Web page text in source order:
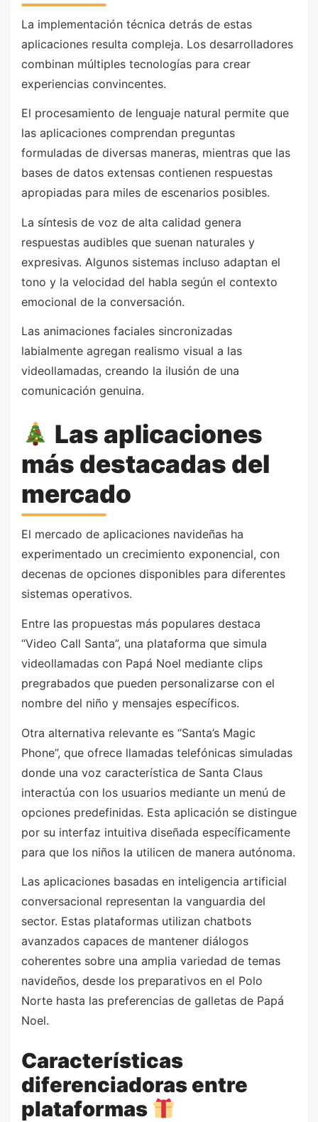
La implementación técnica detrás de estas
aplicaciones resulta compleja. Los desarrolladores
combinan múltiples tecnologías para crear
experiencias convincentes.
El procesamiento de lenguaje natural permite que
las aplicaciones comprendan preguntas
formuladas de diversas maneras, mientras que las
bases de datos extensas contienen respuestas
apropiadas para miles de escenarios posibles.
La síntesis de voz de alta calidad genera
respuestas audibles que suenan naturales y
expresivas. Algunos sistemas incluso adaptan el
tono y la velocidad del habla según el contexto
emocional de la conversación.
Las animaciones faciales sincronizadas
labialmente agregan realismo visual a las
videollamadas, creando la ilusión de una
comunicación genuina.
Las aplicaciones
más destacadas del
mercado
El mercado de aplicaciones navideñas ha
experimentado un crecimiento exponencial, con
decenas de opciones disponibles para diferentes
sistemas operativos.
Entre las propuestas más populares destaca
“Video Call Santa”, una plataforma que simula
videollamadas con Papá Noel mediante clips
pregrabados que pueden personalizarse con el
nombre del niño y mensajes específicos.
Otra alternativa relevante es “Santa’s Magic
Phone”, que ofrece llamadas telefónicas simuladas
donde una voz característica de Santa Claus
interactúa con los usuarios mediante un menú de
opciones predefinidas. Esta aplicación se distingue
por su interfaz intuitiva diseñada específicamente
para que los niños la utilicen de manera autónoma.
Las aplicaciones basadas en inteligencia artificial
conversacional representan la vanguardia del
sector. Estas plataformas utilizan chatbots
avanzados capaces de mantener diálogos
coherentes sobre una amplia variedad de temas
navideños, desde los preparativos en el Polo
Norte hasta las preferencias de galletas de Papá
Noel.
Características
diferenciadoras entre
plataformas